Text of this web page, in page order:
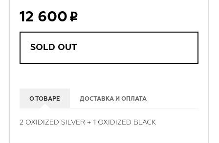
12 600
SOLD OUT
О ТОВАРЕ ДОСТАВКА И ОПЛАТА
2 OXIDIZED SILVER + 1 OXIDIZED BLACK